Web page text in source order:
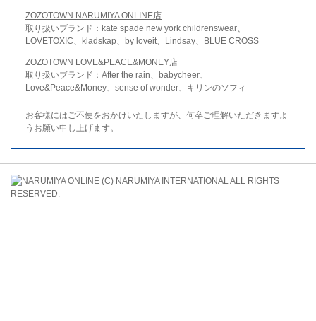
ZOZOTOWN NARUMIYA ONLINE店
取り扱いブランド：kate spade new york childrenswear、
LOVETOXIC、kladskap、by loveit、Lindsay、BLUE CROSS
ZOZOTOWN LOVE&PEACE&MONEY店
取り扱いブランド：After the rain、babycheer、
Love&Peace&Money、sense of wonder、キリンのソフィ
お客様にはご不便をおかけいたしますが、何卒ご理解いただきますよ
うお願い申し上げます。